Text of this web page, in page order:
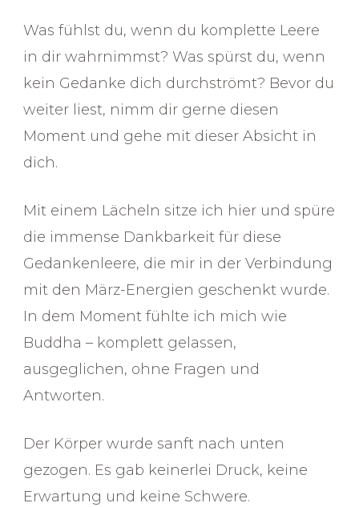
in
Ruhe
Was fühlst du, wenn du komplette Leere
in dir wahrnimmst? Was spürst du, wenn
kein Gedanke dich durchströmt? Bevor du
weiter liest, nimm dir gerne diesen
Moment und gehe mit dieser Absicht in
dich.
Mit einem Lächeln sitze ich hier und spüre
die immense Dankbarkeit für diese
Gedankenleere, die mir in der Verbindung
mit den März-Energien geschenkt wurde.
In dem Moment fühlte ich mich wie
Buddha – komplett gelassen,
ausgeglichen, ohne Fragen und
Antworten.
Der Körper wurde sanft nach unten
gezogen. Es gab keinerlei Druck, keine
Erwartung und keine Schwere.